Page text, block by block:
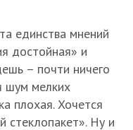
единства мнений
достойная» и
– почти ничего
шум мелких
плохая. Хочется
стеклопакет». Ну и